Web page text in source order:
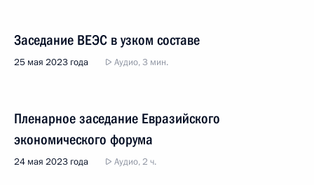
Заседание ВЕЭС в узком составе
25 мая 2023 года Аудио, 3 мин.
Пленарное заседание Евразийского
экономического форума
24 мая 2023 года Аудио, 2 ч.